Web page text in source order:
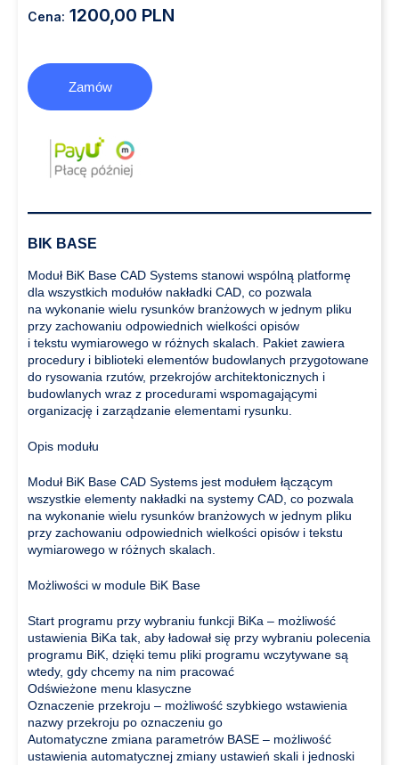
Cena: 1200,00 PLN
Zamów
BIK BASE
Moduł BiK Base CAD Systems stanowi wspólną platformę
dla wszystkich modułów nakładki CAD, co pozwala
na wykonanie wielu rysunków branżowych w jednym pliku
przy zachowaniu odpowiednich wielkości opisów
i tekstu wymiarowego w różnych skalach. Pakiet zawiera
procedury i biblioteki elementów budowlanych przygotowane
do rysowania rzutów, przekrojów architektonicznych i
budowlanych wraz z procedurami wspomagającymi
organizację i zarządzanie elementami rysunku.
Opis modułu
Moduł BiK Base CAD Systems jest modułem łączącym
wszystkie elementy nakładki na systemy CAD, co pozwala
na wykonanie wielu rysunków branżowych w jednym pliku
przy zachowaniu odpowiednich wielkości opisów i tekstu
wymiarowego w różnych skalach.
Możliwości w module BiK Base
Start programu przy wybraniu funkcji BiKa – możliwość
ustawienia BiKa tak, aby ładował się przy wybraniu polecenia
programu BiK, dzięki temu pliki programu wczytywane są
wtedy, gdy chcemy na nim pracować
Odświeżone menu klasyczne
Oznaczenie przekroju – możliwość szybkiego wstawienia
nazwy przekroju po oznaczeniu go
Automatyczne zmiana parametrów BASE – możliwość
ustawienia automatycznej zmiany ustawień skali i jednoski